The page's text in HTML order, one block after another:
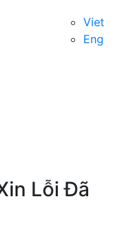
Viet
Eng
Lỗi Đã